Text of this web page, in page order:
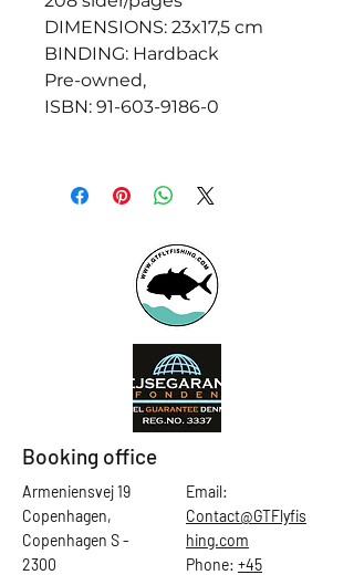
DIMENSIONS: 23x17,5 cm
BINDING: Hardback
Pre-owned,
ISBN: 91-603-9186-0
Booking office
Armeniensvej 19
Copenhagen,
Copenhagen S -
2300
Email:
Contact@GTFlyfis
hing.com
Phone: +45